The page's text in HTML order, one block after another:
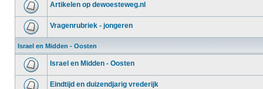
Artikelen op dewoesteweg.nl
Vragenrubriek - jongeren
Israel en Midden - Oosten
Israel en Midden - Oosten
Eindtijd en duizendjarig vrederijk